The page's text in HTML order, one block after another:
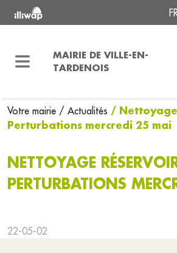
FR
MAIRIE DE VILLE-EN-
TARDENOIS
Votre mairie / Actualités /
Perturbations mercredi 25 mai
NETTOYAGE
PERTURBATIONS
22-05-02